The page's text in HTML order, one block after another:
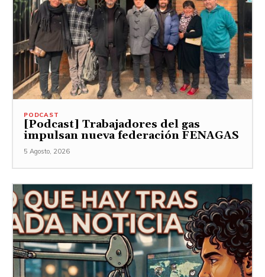
PODCAST
[Podcast] Trabajadores del gas
impulsan nueva federación FENAGAS
5 Agosto, 2026